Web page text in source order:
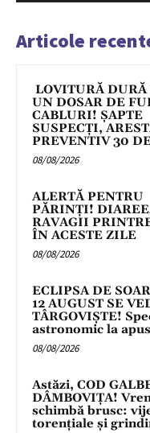
Articole
LOVITURĂ
UN DOSAR DE
CABLURI! ȘAPTE
SUSPECȚI,
PREVENTIV 30
08/08/2026
ALERTĂ PENTRU
PĂRINȚI!
RAVAGII
ÎN ACESTE ZILE
08/08/2026
ECLIPSA DE
12 AUGUST SE
TÂRGOVIȘTE!
astronomic la apus
08/08/2026
Astăzi, COD
DÂMBOVIȚA!
schimbă brusc:
torențiale și